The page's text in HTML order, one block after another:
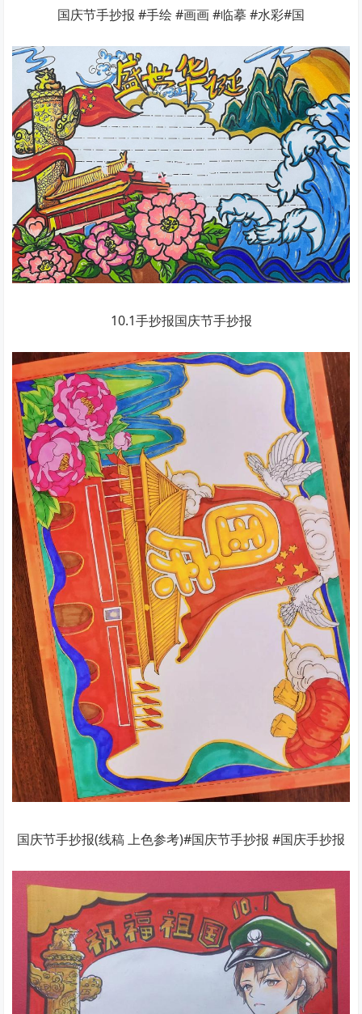
国庆节手抄报 #手绘 #画画 #临摹 #水彩#国
10.1手抄报国庆节手抄报
国庆节手抄报(线稿 上色参考)#国庆节手抄报 #国庆手抄报